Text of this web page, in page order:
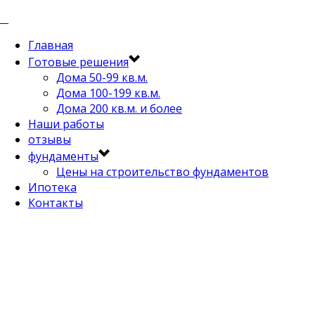
Главная
Готовые решения
Дома 50-99 кв.м.
Дома 100-199 кв.м.
Дома 200 кв.м. и более
Наши работы
отзывы
фундаменты
Цены на строительство фундаментов
Ипотека
Контакты